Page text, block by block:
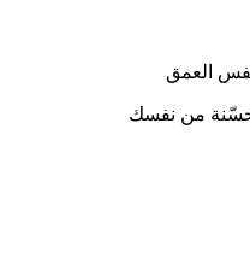
العمق
مُحسّنة من نفسك